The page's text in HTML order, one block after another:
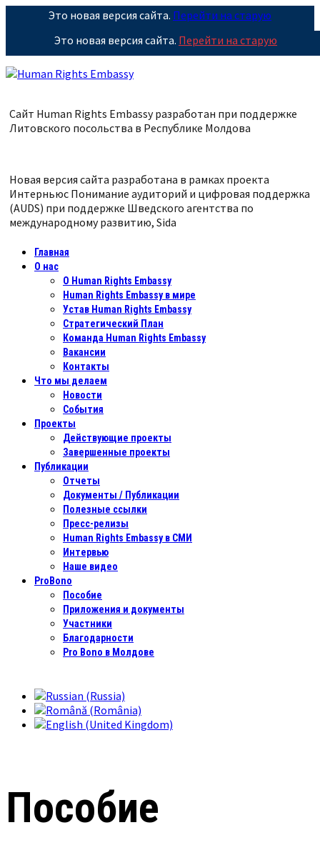
Это новая версия сайта. Перейти на старую
Это новая версия сайта. Перейти на старую
Сайт Human Rights Embassy разработан при поддержке
Литовского посольства в Республике Молдова
Новая версия сайта разработана в рамках проекта
Интерньюс Понимание аудиторий и цифровая поддержка
(AUDS) при поддержке Шведского агентства по
международному развитию, Sida
Главная
О нас
О Human Rights Embassy
Human Rights Embassy в мире
Устав Human Rights Embassy
Стратегический План
Команда Human Rights Embassy
Вакансии
Контакты
Что мы делаем
Новости
События
Проекты
Действующие проекты
Завершенные проекты
Публикации
Отчеты
Документы / Публикации
Полезные ссылки
Пресс-релизы
Human Rights Embassy в СМИ
Интервью
Наше видео
ProBono
Пособие
Приложения и документы
Участники
Благодарности
Pro Bono в Молдове
Пособие